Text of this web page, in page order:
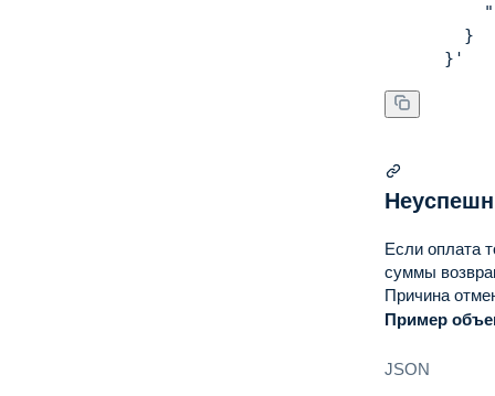
        }
      }'
Если оплата
суммы
Причина
Пример
JSON